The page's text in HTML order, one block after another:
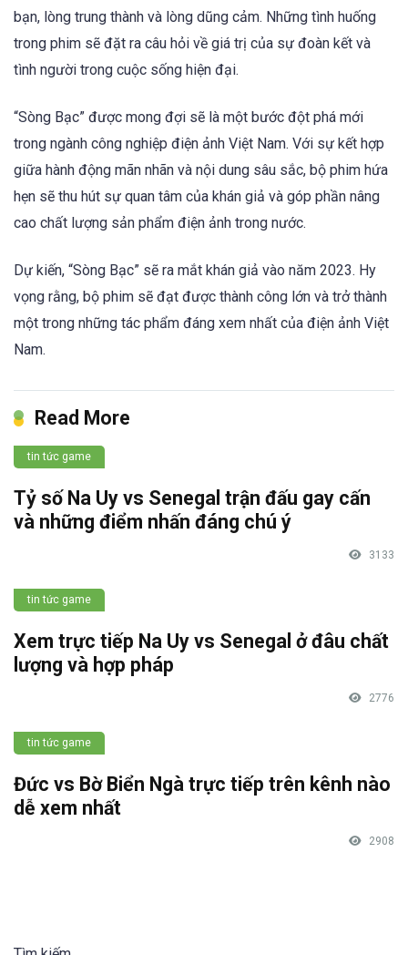
bạn, lòng trung thành và lòng dũng cảm. Những tình huống
trong phim sẽ đặt ra câu hỏi về giá trị của sự đoàn kết và
tình người trong cuộc sống hiện đại.
“Sòng Bạc” được mong đợi sẽ là một bước đột phá mới
trong ngành công nghiệp điện ảnh Việt Nam. Với sự kết hợp
giữa hành động mãn nhãn và nội dung sâu sắc, bộ phim hứa
hẹn sẽ thu hút sự quan tâm của khán giả và góp phần nâng
cao chất lượng sản phẩm điện ảnh trong nước.
Dự kiến, “Sòng Bạc” sẽ ra mắt khán giả vào năm 2023. Hy
vọng rằng, bộ phim sẽ đạt được thành công lớn và trở thành
một trong những tác phẩm đáng xem nhất của điện ảnh Việt
Nam.
Read More
tin tức game
Tỷ số Na Uy vs Senegal trận đấu gay cấn
và những điểm nhấn đáng chú ý
3133
tin tức game
Xem trực tiếp Na Uy vs Senegal ở đâu chất
lượng và hợp pháp
2776
tin tức game
Đức vs Bờ Biển Ngà trực tiếp trên kênh nào
dễ xem nhất
2908